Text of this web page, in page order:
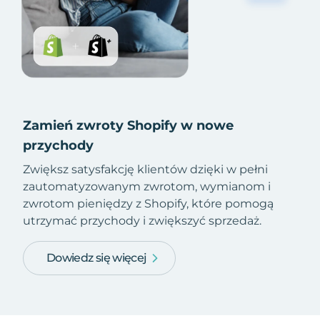
Zamień zwroty Shopify w nowe
przychody
Zwiększ satysfakcję klientów dzięki w pełni
zautomatyzowanym zwrotom, wymianom i
zwrotom pieniędzy z Shopify, które pomogą
utrzymać przychody i zwiększyć sprzedaż.
Dowiedz się więcej